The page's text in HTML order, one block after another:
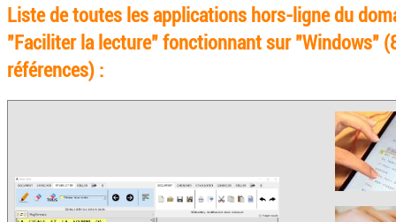
Liste de toutes les applications hors-ligne du
"Faciliter la lecture" fonctionnant sur "Windows"
références) :